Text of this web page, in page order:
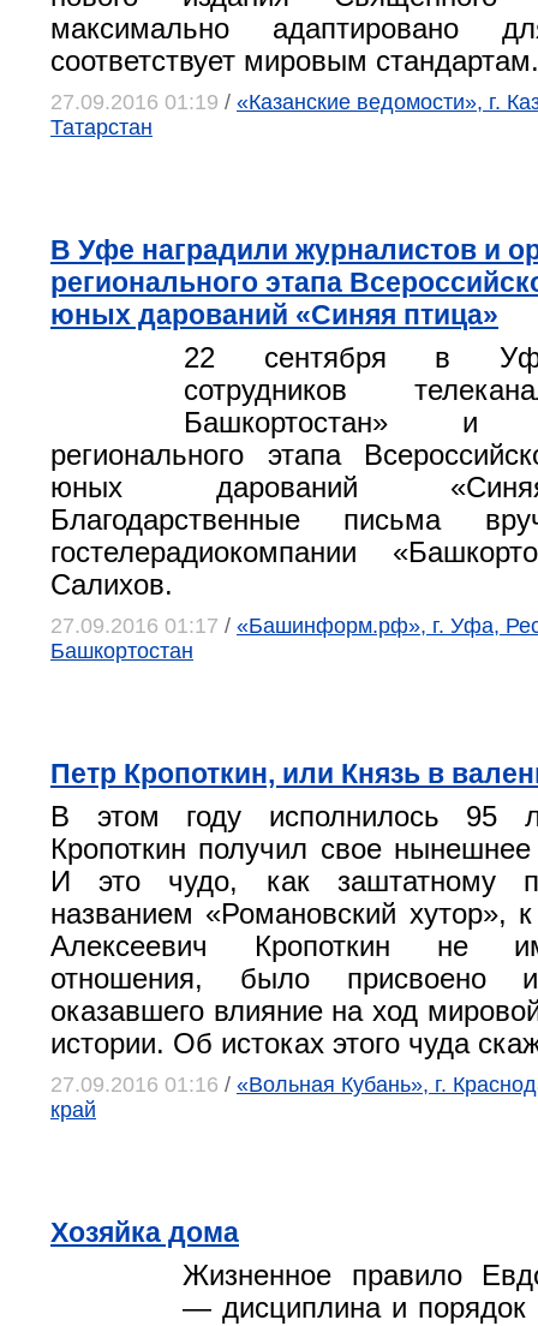
максимально адаптировано
соответствует мировым стандартам.
27.09.2016 01:19 / «Казанские ведомости», г.
Татарстан
В Уфе наградили журналистов и
регионального этапа
юных дарований «Синяя птица»
22 сентября в
сотрудников
Башкортостан» и
регионального этапа
юных дарований
Благодарственные письма
гостелерадиокомпании
Салихов.
27.09.2016 01:17 / «Башинформ.рф», г. Уфа,
Башкортостан
Петр Кропоткин, или Князь в
В этом году исполнилось 95
Кропоткин получил свое
И это чудо, как заштатному
названием «Романовский хутор»,
Алексеевич Кропоткин не
отношения, было присвоено
оказавшего влияние на ход
истории. Об истоках этого чуда
27.09.2016 01:16 / «Вольная Кубань», г.
край
Хозяйка дома
Жизненное правило
— дисциплина и